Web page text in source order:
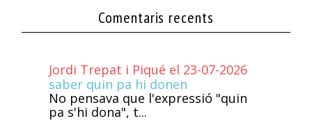
Comentaris recents
Jordi Trepat i Piqué el 23-07-2026
saber quin pa hi donen
No pensava que l'expressió "quin
pa s'hi dona", t...